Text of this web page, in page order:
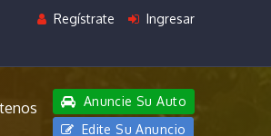
Regístrate Ingresar
Anuncie Su Auto
Edite Su Anuncio